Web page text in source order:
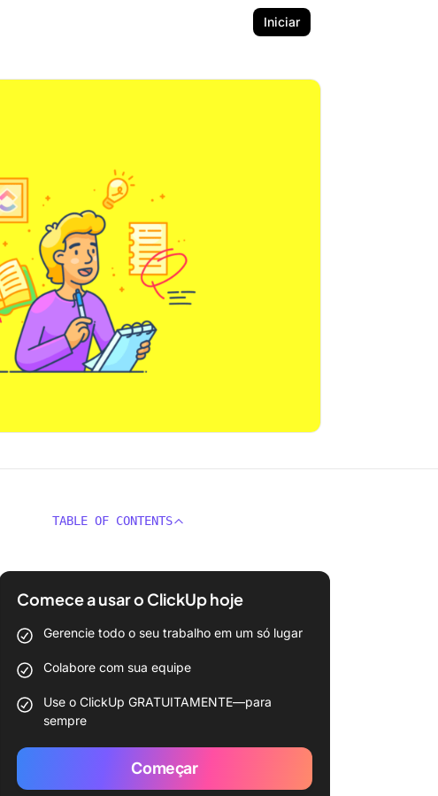
Iniciar
TABLE OF CONTENTS
Comece a usar o ClickUp hoje
Gerencie todo o seu trabalho em um só lugar
Colabore com sua equipe
Use o ClickUp GRATUITAMENTE—para
sempre
Começar